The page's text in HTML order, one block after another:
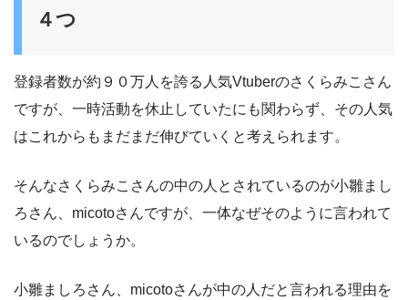
４つ
登録者数が約９０万人を誇る人気Vtuberのさくらみこさん
ですが、一時活動を休止していたにも関わらず、その人気
はこれからもまだまだ伸びていくと考えられます。
そんなさくらみこさんの中の人とされているのが小雛まし
ろさん、micotoさんですが、一体なぜそのように言われて
いるのでしょうか。
小雛ましろさん、micotoさんが中の人だと言われる理由を